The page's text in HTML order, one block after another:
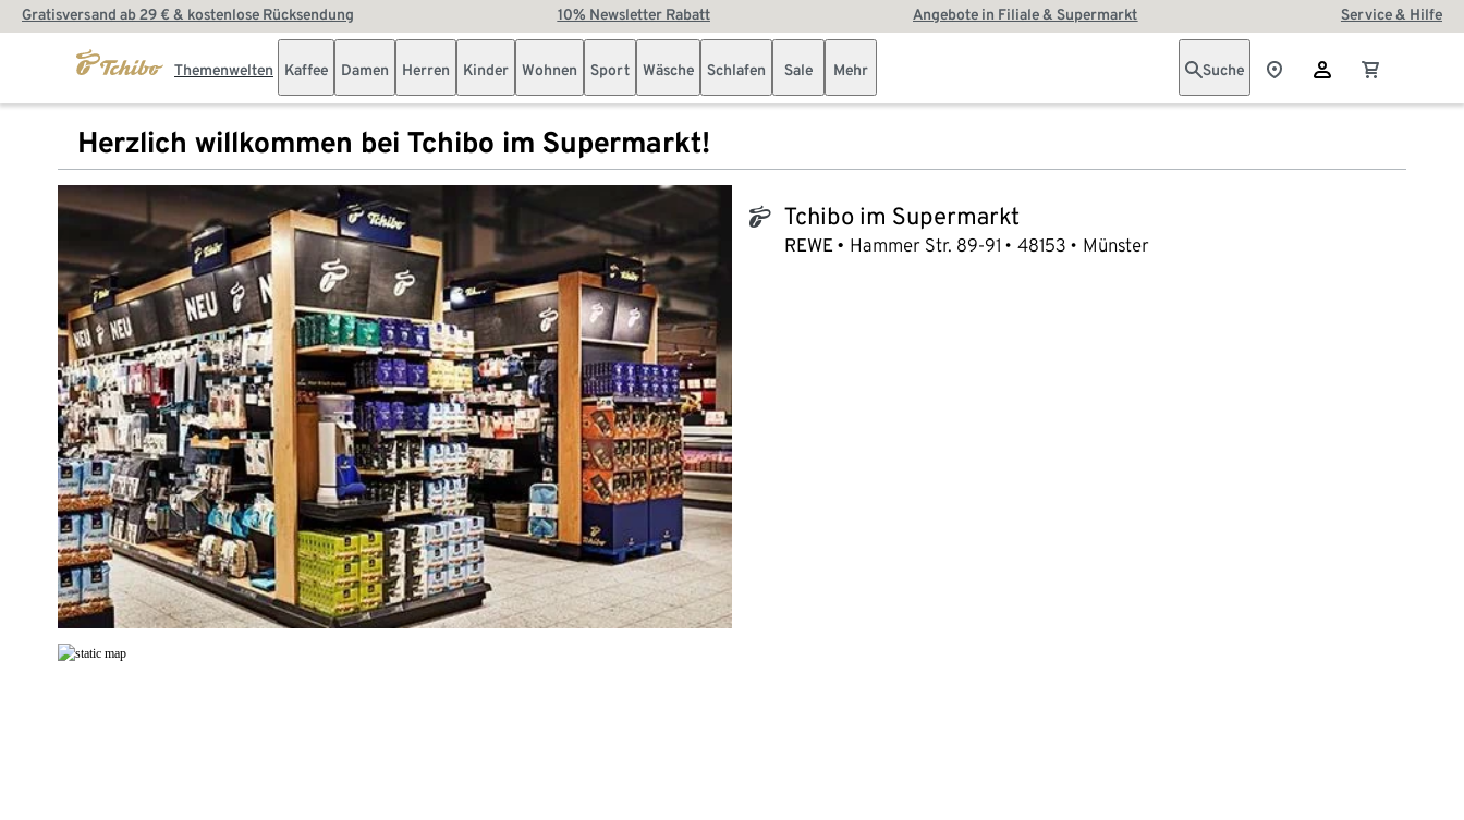
Gratisversand ab 29 € & kostenlose Rücksendung 10% Newsletter Rabatt Angebote in Filiale & Supermarkt Service & Hilfe
Themenwelten Kaffee Damen Herren Kinder Wohnen Sport Wäsche Schlafen Sale Mehr Suche
Herzlich willkommen bei Tchibo im Supermarkt!
tchibo_logo Tchibo im Supermarkt
REWE Hammer Str. 89-91 48153 Münster